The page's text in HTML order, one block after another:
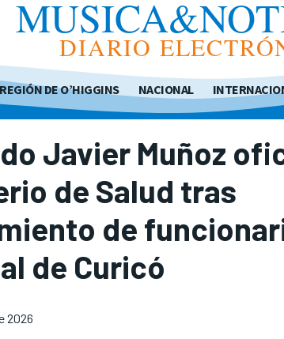
DIARIO
REGIÓN DE O’HIGGINS NACIONAL
Javier Muñoz
de Salud tras
de
de Curicó
2026